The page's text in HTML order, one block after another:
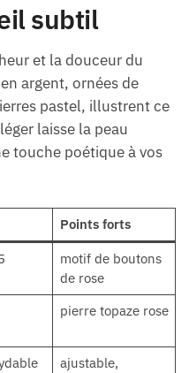
subtil
et la douceur du
argent, ornées de
pastel, illustrent ce
laisse la peau
touche poétique à vos
Points forts
motif de boutons
de rose
pierre topaze rose
ajustable,